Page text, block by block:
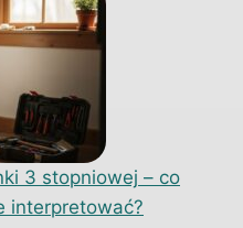
3 stopniowej – co
interpretować?